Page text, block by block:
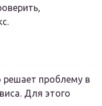
проблему в
Для этого